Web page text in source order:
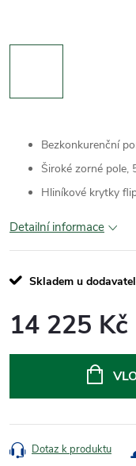
Bezkonkurenční
Široké zorné pole,
Hliníkové krytky
Detailní informace
Skladem u
14 225 Kč
Dotaz k produktu